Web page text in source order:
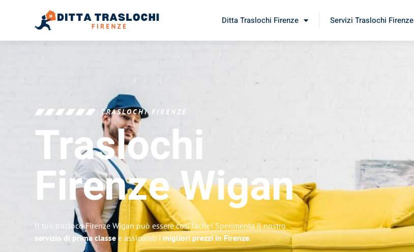
Ditta Traslochi Firenze Servizi Traslochi Firenze
TRASLOCHI FIRENZE
Traslochi
FirenzeWigan
Il tuo trasloco Firenze Wigan può essere così facile! Sperimenta il nostro
servizio di prima classe e assicurati i migliori prezzi in Firenze.